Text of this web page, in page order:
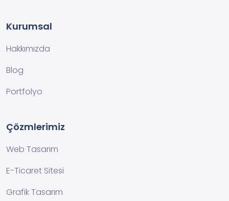
Kurumsal
Hakkımızda
Blog
Portfolyo
Çözmlerimiz
Web Tasarım
E-Ticaret Sitesi
Grafik Tasarım